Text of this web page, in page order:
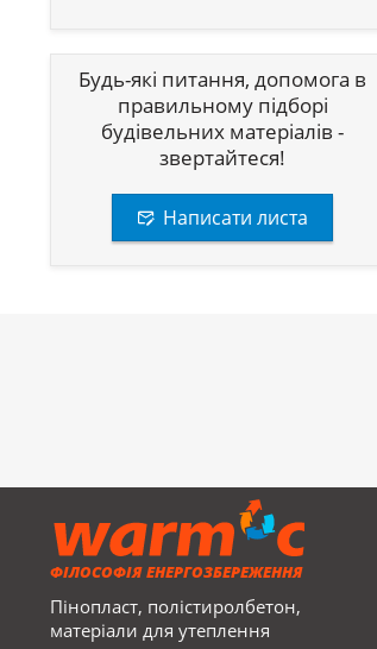
Будь-які питання, допомога в
правильному підборі
будівельних матеріалів -
звертайтеся!
Написати листа
ФІЛОСОФІЯ ЕНЕРГОЗБЕРЕЖЕННЯ
Пінопласт, полістиролбетон,
матеріали для утеплення